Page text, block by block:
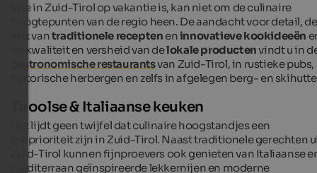
Wie in Zuid-Tirol op vakantie is, kan niet om de culinaire
hoogtepunten van de regio heen. De aandacht voor detail, de
mix vantraditionele recepten eninnovatieve kookideeën
de kwaliteit en versheid van delokale productenvindt u in
gastronomische restaurantsvan Zuid-Tirol, in rustieke pubs,
historische herbergen en zelfs in afgelegen berg- en
Tiroolse & Italiaanse keuken
Het lijdt geen twijfel dat culinaire hoogstandjes een
topprioriteit zijn in Zuid-Tirol. Naast traditionele gerechten
Zuid-Tirol kunnen fijnproevers ook genieten van Italiaanse
mediterraan geïnspireerde lekkernijen en moderne